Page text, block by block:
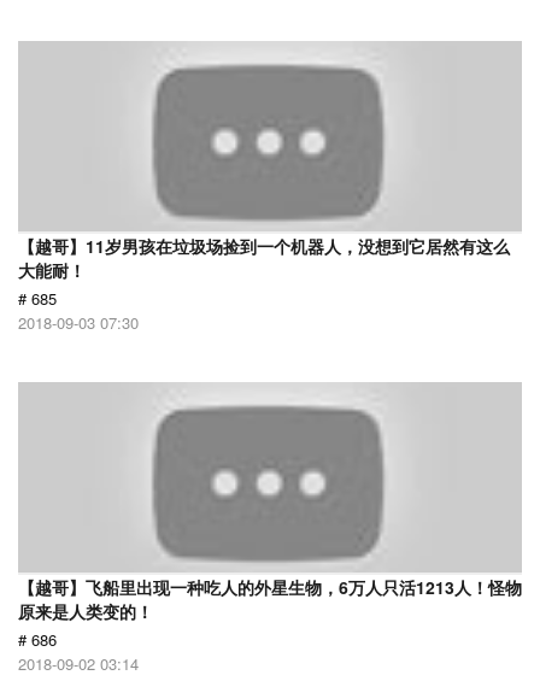
【越哥】11岁男孩在垃圾场捡到一个机器人，没想到它居然有这么
大能耐！
# 685
2018-09-03 07:30
【越哥】飞船里出现一种吃人的外星生物，6万人只活1213人！怪物
原来是人类变的！
# 686
2018-09-02 03:14